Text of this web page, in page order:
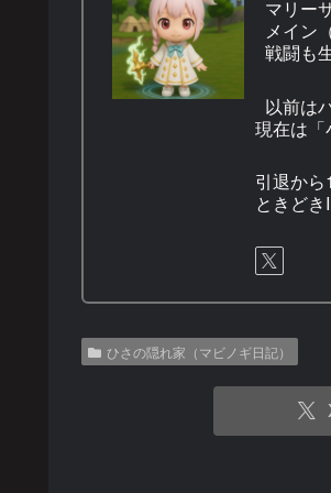
マリー
メイン
戦闘も
以前は
現在は
引退か
ときど
ひさの隠れ家（マビノギ日記）